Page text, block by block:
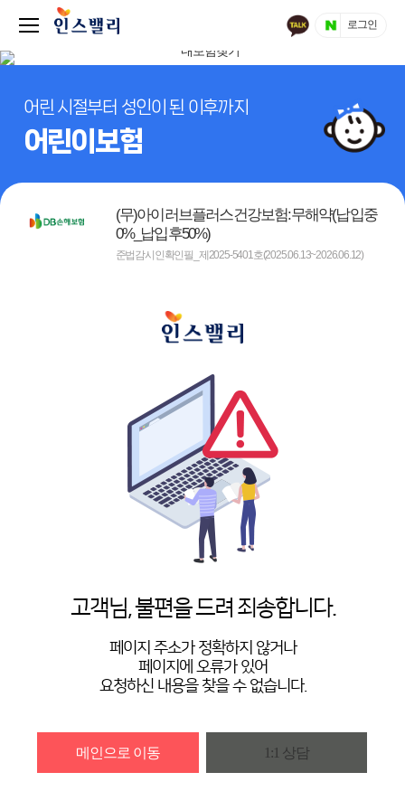
로그인
어린 시절부터 성인이 된 이후까지
어린이보험
(무)아이러브플러스건강보험:무해약(납입중
0%_납입후50%)
준법감시인확인필_제2025-5401호(2025.06.13~2026.06.12)
고객님, 불편을 드려 죄송합니다.
페이지 주소가 정확하지 않거나
페이지에 오류가 있어
요청하신 내용을 찾을 수 없습니다.
메인으로 이동 1:1 상담